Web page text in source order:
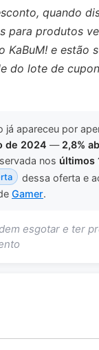
quando
para produtos
KaBuM! e estão
do lote de
já apareceu por
de 2024 — 2,8%
nos últimos
dessa oferta e
Gamer.
esgotar e ter